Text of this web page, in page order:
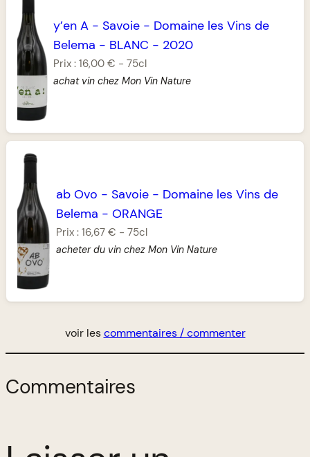
y’en A- Savoie- Domaine les Vins de
Belema - BLANC - 2020
Prix : 16,00 € - 75cl
achat vin chez Mon Vin Nature
ab Ovo -Savoie - Domaine les Vins de
Belema - ORANGE
Prix :16,67 € -75cl
acheter du vin chez Mon Vin Nature
voir lescommentaires / commenter
Commentaires